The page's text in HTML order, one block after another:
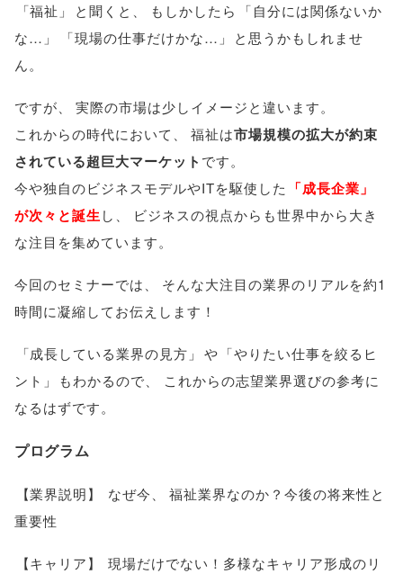
「福祉 」 と聞くと 、 もしかしたら 「自分には関係ないか
な… 」 「現場の仕事だけかな… 」
と思うかもしれませ
ん。
ですが、 実際の市場は少しイメージと違います。
これからの時代において 、 福祉は市場規模の拡大が約束
されている超巨大マーケット です。
今や独自のビジネスモデルやITを駆使した
「成長企業 」
が次々と誕生し 、
ビジネスの視点からも世界中から大き
な注目を集めています。
今回のセミナーでは、
そんな大注目の業界のリアルを約1
時間に凝縮してお伝えします！
「成長している業界の見方 」 や 「やりたい仕事を絞るヒ
ント 」 もわかるので、
これからの志望業界選びの参考に
なるはずです。
プログラム
【業界説明】 なぜ今
福祉業界なのか？今後の将来性と
重要性
【キャリア】
現場だけでない！多様なキャリア形成のリ